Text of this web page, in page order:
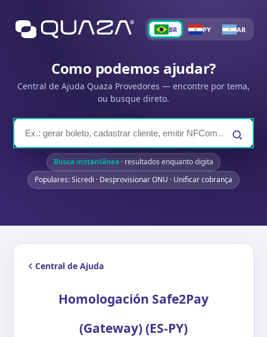
BR PY AR
Como podemos ajudar?
Central de Ajuda Quaza Provedores — encontre por tema,
ou busque direto.
Busca instantânea · resultados enquanto digita
Populares: Sicredi · Desprovisionar ONU · Unificar cobrança
Central de Ajuda
Homologación Safe2Pay
(Gateway) (ES-PY)